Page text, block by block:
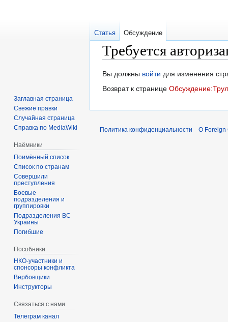
Требуется
Перейти
к
Перейти
к
Вы должны войти для изменения
Возврат к странице
Статья Обсуждение
Заглавная страница
Свежие правки
Случайная страница
Справка по MediaWiki
Наёмники
Поимённый список
Список по странам
Совершили
преступления
Боевые
подразделения и
группировки
Подразделения ВС
Украины
Погибшие
Пособники
спонсоры конфликта
‏‎Вербовщики
Инструкторы
Связаться с нами
Телеграм канал
Политика конфиденциальности О Foreign